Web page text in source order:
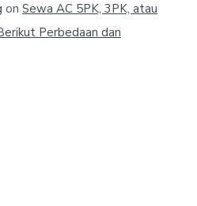
on Sewa AC 5PK, 3PK, atau
Perbedaan dan